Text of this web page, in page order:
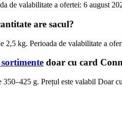
de valabilitate a ofertei: 6 august
are sacul?
kg. Perioada de valabilitate a
doar cu card
g. Prețul este valabil Doar